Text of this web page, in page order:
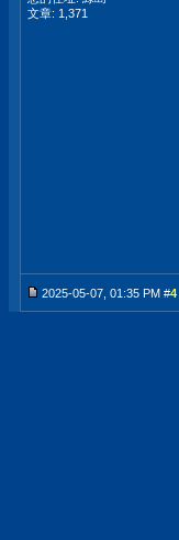
文章: 1,371
2025-05-07, 01:35 PM #4